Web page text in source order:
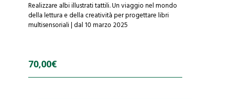
Realizzare albi illustrati tattili. Un viaggio nel mondo
della lettura e della creatività per progettare libri
multisensoriali | dal 10 marzo 2025
70,00€